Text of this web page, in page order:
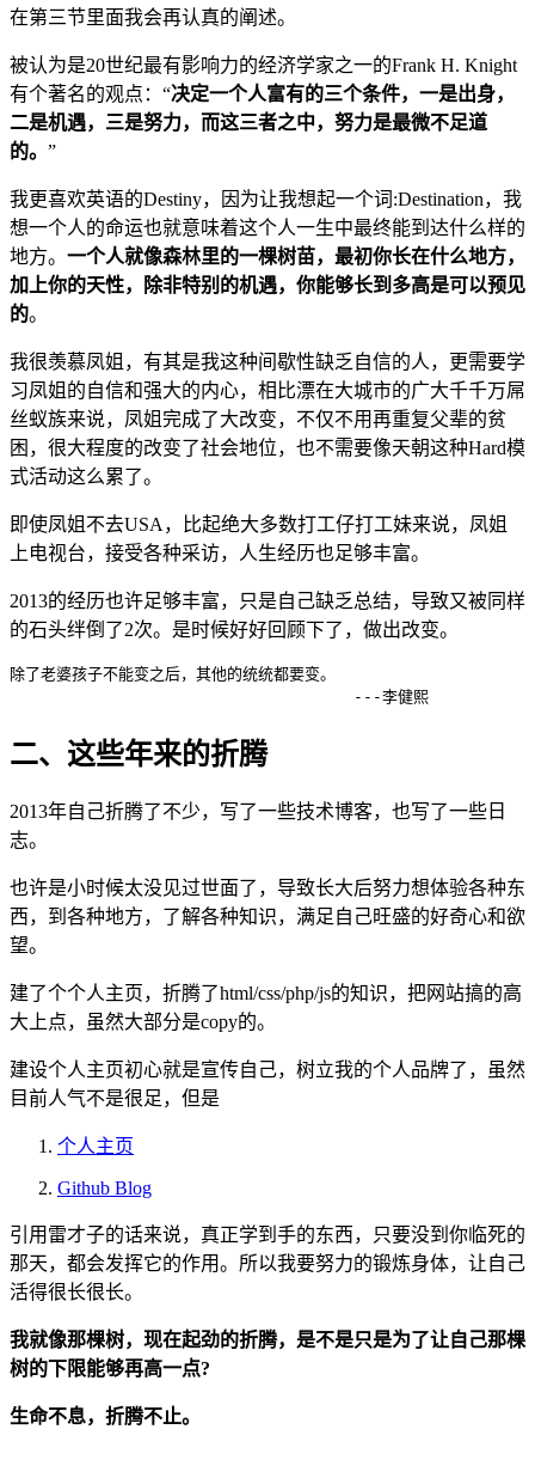
在第三节里面我会再认真的阐述。
被认为是20世纪最有影响力的经济学家之一的Frank H. Knight
有个著名的观点：“决定一个人富有的三个条件，一是出身，
二是机遇，三是努力，而这三者之中，努力是最微不足道
的。 ”
我更喜欢英语的Destiny，因为让我想起一个词:Destination，我
想一个人的命运也就意味着这个人一生中最终能到达什么样的
地方。 一个人就像森林里的一棵树苗，最初你长在什么地方，
加上你的天性，除非特别的机遇，你能够长到多高是可以预见
的。
我很羡慕凤姐，有其是我这种间歇性缺乏自信的人，更需要学
习凤姐的自信和强大的内心，相比漂在大城市的广大千千万屌
丝蚁族来说，凤姐完成了大改变，不仅不用再重复父辈的贫
困，很大程度的改变了社会地位，也不需要像天朝这种Hard模
式活动这么累了。
即使凤姐不去USA，比起绝大多数打工仔打工妹来说，凤姐
上电视台，接受各种采访，人生经历也足够丰富。
2013的经历也许足够丰富，只是自己缺乏总结，导致又被同样
的石头绊倒了2次。是时候好好回顾下了，做出改变。
除了老婆孩子不能变之后，其他的统统都要变。
                                    ---李健熙
二、这些年来的折腾
2013年自己折腾了不少，写了一些技术博客，也写了一些日
志。
也许是小时候太没见过世面了，导致长大后努力想体验各种东
西，到各种地方，了解各种知识，满足自己旺盛的好奇心和欲
望。
建了个个人主页，折腾了html/css/php/js的知识，把网站搞的高
大上点，虽然大部分是copy的。
建设个人主页初心就是宣传自己，树立我的个人品牌了，虽然
目前人气不是很足，但是
个人主页
Github Blog
引用雷才子的话来说，真正学到手的东西，只要没到你临死的
那天，都会发挥它的作用。所以我要努力的锻炼身体，让自己
活得很长很长。
我就像那棵树，现在起劲的折腾，是不是只是为了让自己那棵
树的下限能够再高一点?
生命不息，折腾不止。